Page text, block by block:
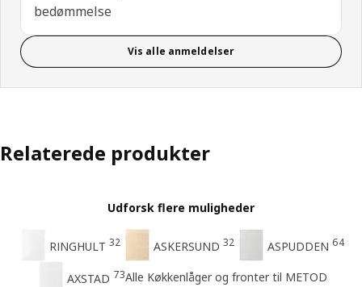
bedømmelse
Vis alle anmeldelser
Relaterede produkter
Udforsk flere muligheder
RINGHULT 32 ASKERSUND 32 ASPUDDEN 64
AXSTAD 73Alle Køkkenlåger og fronter til METOD